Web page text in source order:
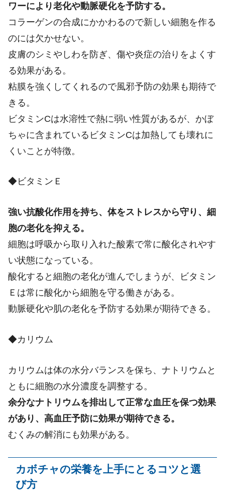
ワーにより老化や動脈硬化を予防する。
コラーゲンの合成にかかわるので新しい細胞を作る
のには欠かせない。
皮膚のシミやしわを防ぎ、傷や炎症の治りをよくす
る効果がある。
粘膜を強くしてくれるので風邪予防の効果も期待で
きる。
ビタミンCは水溶性で熱に弱い性質があるが、かぼ
ちゃに含まれているビタミンCは加熱しても壊れに
くいことが特徴。
◆ビタミンＥ
強い抗酸化作用を持ち、体をストレスから守り、細
胞の老化を抑える。
細胞は呼吸から取り入れた酸素で常に酸化されやす
い状態になっている。
酸化すると細胞の老化が進んでしまうが、ビタミン
Ｅは常に酸化から細胞を守る働きがある。
動脈硬化や肌の老化を予防する効果が期待できる。
◆カリウム
カリウムは体の水分バランスを保ち、ナトリウムと
ともに細胞の水分濃度を調整する。
余分なナトリウムを排出して正常な血圧を保つ効果
があり、高血圧予防に効果が期待できる。
むくみの解消にも効果がある。
カボチャの栄養を上手にとるコツと選
び方